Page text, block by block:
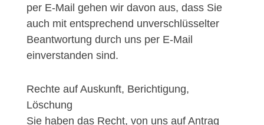
per E-Mail gehen wir davon aus, dass Sie
auch mit entsprechend unverschlüsselter
Beantwortung durch uns per E-Mail
einverstanden sind.
Rechte auf Auskunft, Berichtigung,
Löschung
Sie haben das Recht, von uns auf Antrag